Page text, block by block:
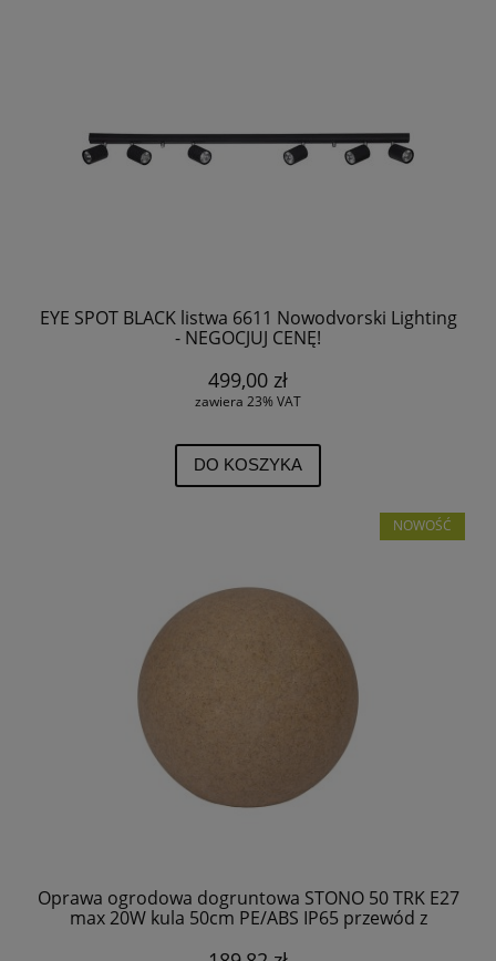
EYE SPOT BLACK listwa 6611 Nowodvorski Lighting
- NEGOCJUJ CENĘ!
499,00 zł
zawiera 23% VAT
DO KOSZYKA
Oprawa ogrodowa dogruntowa STONO 50 TRK E27
max 20W kula 50cm PE/ABS IP65 przewód z
NOWOŚĆ